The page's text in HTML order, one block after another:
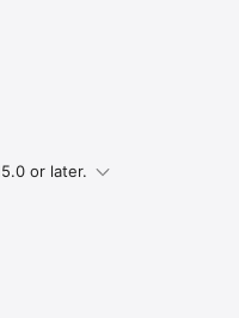
금(연락처송금), 외화선물하기,
촬영(회원가입, 입출금계좌개설,
ID, QR결제 이용 시 사용합니다.
성검색, 입출금계좌개설 시 영상
출금계좌개설 시 영상통화 인증을
스 : 올원만보기 서비스 이용을
택 정보의 푸시알림 전송을 위
한 항목은 접근권한을 허용하지
or later.